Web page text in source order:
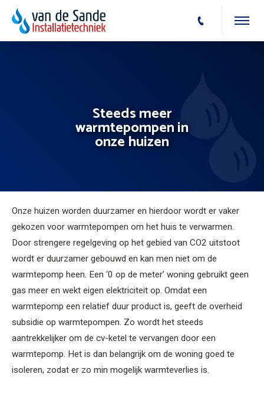
Steeds meer
warmtepompen in
onze huizen
Onze huizen worden duurzamer en hierdoor wordt er vaker
gekozen voor warmtepompen om het huis te verwarmen.
Door strengere regelgeving op het gebied van CO2 uitstoot
wordt er duurzamer gebouwd en kan men niet om de
warmtepomp heen. Een ‘0 op de meter’ woning gebruikt geen
gas meer en wekt eigen elektriciteit op. Omdat een
warmtepomp een relatief duur product is, geeft de overheid
subsidie op warmtepompen. Zo wordt het steeds
aantrekkelijker om de cv-ketel te vervangen door een
warmtepomp. Het is dan belangrijk om de woning goed te
isoleren, zodat er zo min mogelijk warmteverlies is.